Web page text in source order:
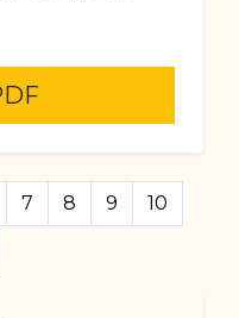
7 8 9
10